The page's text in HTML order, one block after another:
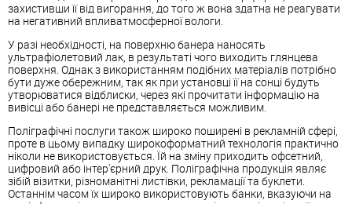
захистивши її від вигорання, до того ж вона здатна не реагувати
на негативний впливатмосферної вологи.
У разі необхідності, на поверхню банера наносять
ультрафіолетовий лак, в результаті чого виходить глянцева
поверхня. Однак з використанням подібних матеріалів потрібно
бути дуже обережним, так як при установці її на сонці будуть
утворюватися відблиски, через які прочитати інформацію на
вивісці або банері не представляється можливим.
Поліграфічні послуги також широко поширені в рекламній сфері,
проте в цьому випадку широкоформатний технологія практично
ніколи не використовується. Їй на зміну приходить офсетний,
цифровий або інтер'єрний друк. Поліграфічна продукція являє
зібій візитки, різноманітні листівки, рекламації та буклети.
Останнім часом їх широко використовують банки, вказуючи на